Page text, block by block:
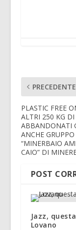
PRECEDENTE
PLASTIC FREE
ALTRI 250 KG DI
ABBANDONATI
ANCHE GRUPPO
“MINERBAIO
CAIO” DI
POST
Jazz,
Lovano